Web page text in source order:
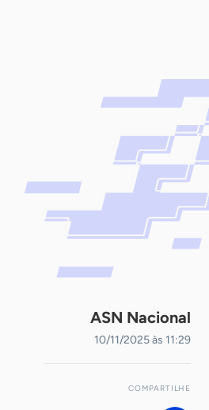
ASN Nacional
10/11/2025 às 11:29
COMPARTILHE